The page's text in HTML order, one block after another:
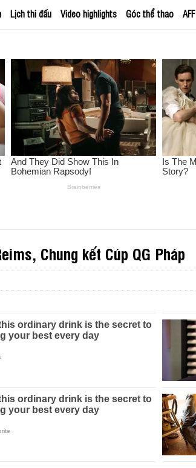
Lịch thi đấu Video highlights Góc thể thao
Chung kết Cúp QG Pháp